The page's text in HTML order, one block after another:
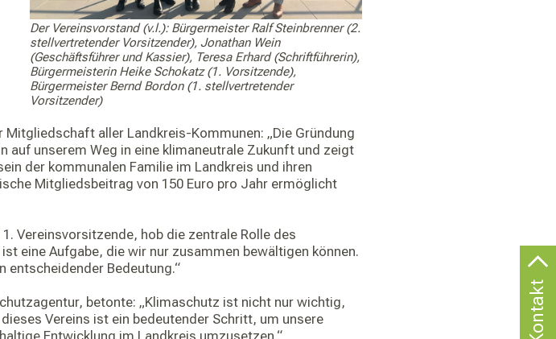
Der Vereinsvorstand (v.l.): Bürgermeister Ralf Steinbrenner (2.
stellvertretender Vorsitzender), Jonathan Wein
(Geschäftsführer und Kassier), Teresa Erhard (Schriftführerin),
Bürgermeisterin Heike Schokatz (1. Vorsitzende),
Bürgermeister Bernd Bordon (1. stellvertretender
Vorsitzender)
aller Landkreis-Kommunen: „Die Gründung
auf unserem Weg in eine klimaneutrale Zukunft und zeigt
der kommunalen Familie im Landkreis und ihren
Mitgliedsbeitrag von 150 Euro pro Jahr ermöglicht
Vereinsvorsitzende, hob die zentrale Rolle des
eine Aufgabe, die wir nur zusammen bewältigen können.
entscheidender Bedeutung.“
betonte: „Klimaschutz ist nicht nur wichtig,
Vereins ist ein bedeutender Schritt, um unsere
Entwicklung im Landkreis umzusetzen.“
Kontakt